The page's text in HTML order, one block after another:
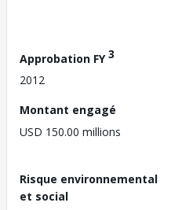
Approbation FY3
2012
Montant engagé
USD 150.00 millions
Risque environnemental
et social